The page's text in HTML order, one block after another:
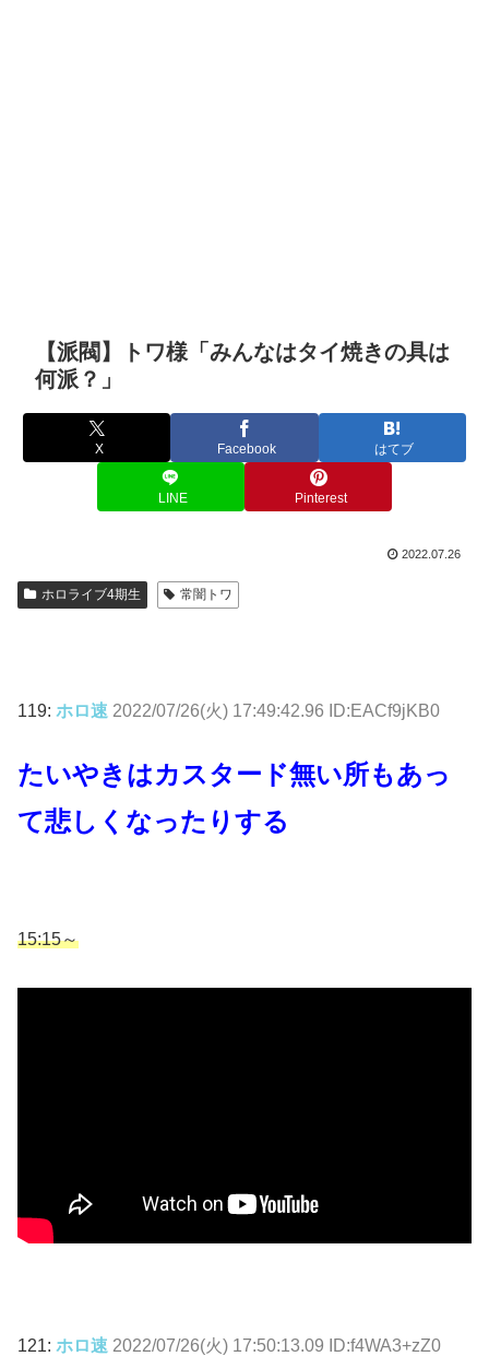
【派閥】トワ様「みんなはタイ焼きの具は
何派？」
X Facebook はてブ
LINE Pinterest
2022.07.26
ホロライブ4期生 常闇トワ
119: ホロ速 2022/07/26(火) 17:49:42.96 ID:EACf9jKB0
たいやきはカスタード無い所もあっ
て悲しくなったりする
15:15～
121: ホロ速 2022/07/26(火) 17:50:13.09 ID:f4WA3+zZ0